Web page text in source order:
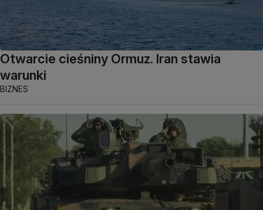
Otwarcie cieśniny Ormuz. Iran stawia
warunki
BIZNES